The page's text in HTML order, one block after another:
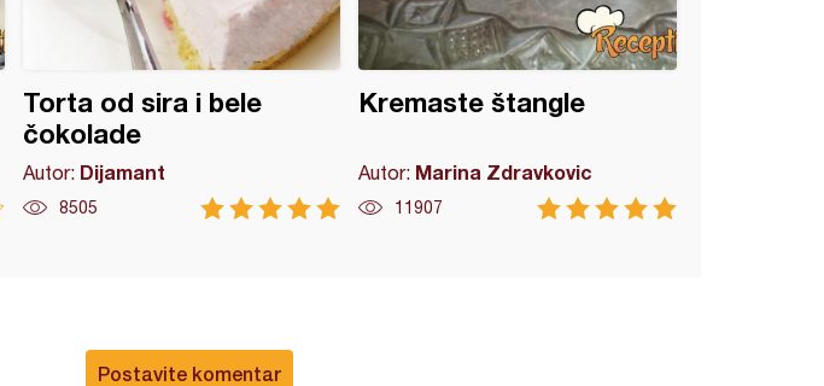
Torta od sira i bele
čokolade
Autor: Dijamant
8505
Kremaste štangle
Autor: Marina Zdravkovic
11907
Postavite komentar